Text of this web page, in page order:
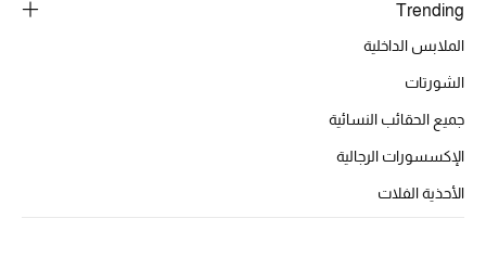
الموسم الجديد
ما وصل حديثاً
ركن أناقة المنتجعات
Trending
الملابس الداخلية
الشورتات
جميع الحقائب النسائية
الإكسسورات الرجالية
الأحذية الفلات